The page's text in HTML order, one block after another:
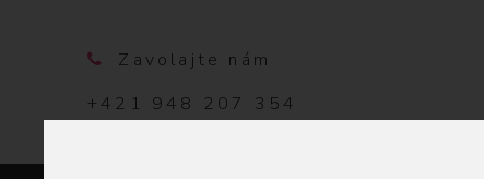
Zavolajte nám
+421 948 207 354